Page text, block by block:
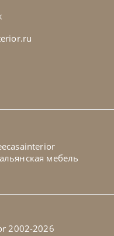
Papel Glass
мебель
2002-2026